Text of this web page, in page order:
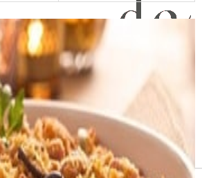
Receitas e vinhos